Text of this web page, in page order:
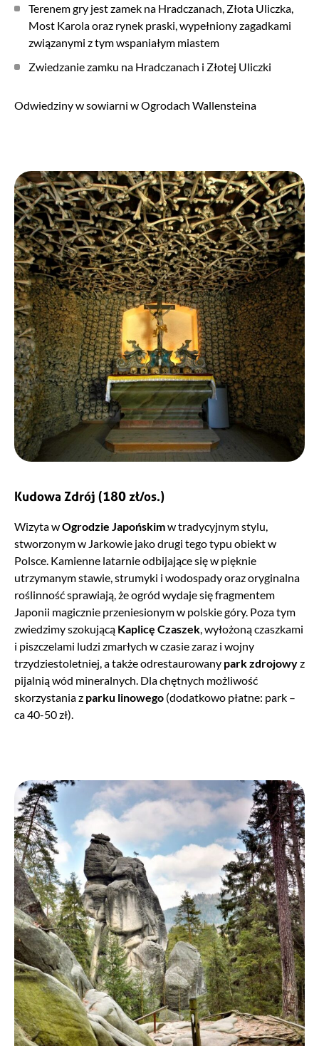
Terenem gry jest zamek na Hradczanach, Złota Uliczka,
Most Karola oraz rynek praski, wypełniony zagadkami
związanymi z tym wspaniałym miastem
Zwiedzanie zamku na Hradczanach i Złotej Uliczki
Odwiedziny w sowiarni w Ogrodach Wallensteina
Kudowa Zdrój (180 zł/os.)
Wizyta wOgrodzie Japońskimw tradycyjnym stylu,
stworzonym w Jarkowie jako drugi tego typu obiekt w
Polsce. Kamienne latarnie odbijające się w pięknie
utrzymanym stawie, strumyki i wodospady oraz oryginalna
roślinność sprawiają, że ogród wydaje się fragmentem
Japonii magicznie przeniesionym w polskie góry. Poza tym
zwiedzimy szokującą Kaplicę Czaszek, wyłożoną czaszkami
i piszczelami ludzi zmarłych w czasie zaraz i wojny
trzydziestoletniej, a także odrestaurowany park zdrojowyz
pijalnią wód mineralnych. Dla chętnych możliwość
skorzystania z parku linowego (dodatkowo płatne: park –
ca 40-50 zł).